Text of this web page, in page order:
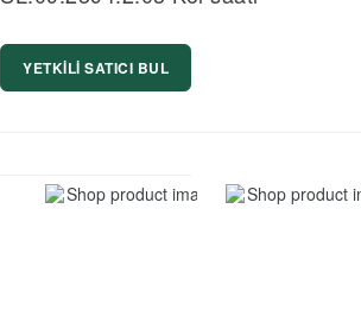
YETKİLİ SATICI BUL